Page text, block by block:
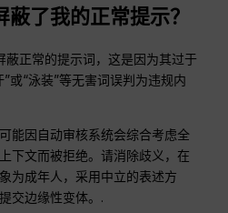
了我的正常提示？
蔽正常的提示词，这是因为其过于
或“泳装”等无害词误判为违规内
能因自动审核系统会综合考虑全
下文而被拒绝。请消除歧义，在
为成年人，采用中立的表述方
交边缘性变体。.